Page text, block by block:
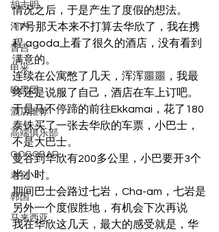
胡志明
河内
普吉
甲米
暗黑团
酒店推荐
高端俱乐部
GOGOBAR
老挝
韩国
马来西亚
情况之后，于是产生了度假的想法。
17号那天本来不打算去华欣了，我在携
程 agoda上看了很久的酒店，没有看到
满意的。
连续在公寓憋了几天，浑浑噩噩，我最
终还是说服了自己，酒店在车上订吧。
于是马不停蹄的前往Ekkamai，花了180
泰铢买了一张去华欣的车票，小巴士，
不是大巴士。
曼谷到华欣有200多公里，小巴要开3个
半小时。
期间巴士会路过七岩，Cha-am，七岩是
另外一个度假胜地，有机会下次再说
我在华欣这几天，最大的感受就是，华